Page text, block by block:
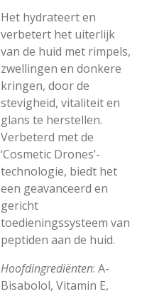
Het hydrateert en
verbetert het uiterlijk
van de huid met rimpels,
zwellingen en donkere
kringen, door de
stevigheid, vitaliteit en
glans te herstellen.
Verbeterd met de
‘Cosmetic Drones’-
technologie, biedt het
een geavanceerd en
gericht
toedieningssysteem van
peptiden aan de huid.
Hoofdingrediënten: A-
Bisabolol, Vitamin E,